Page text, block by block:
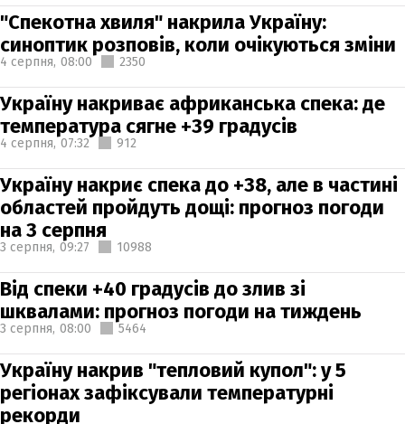
"Спекотна хвиля" накрила Україну:
синоптик розповів, коли очікуються зміни
4 серпня, 08:00 2350
Україну накриває африканська спека: де
температура сягне +39 градусів
4 серпня, 07:32 912
Україну накриє спека до +38, але в частині
областей пройдуть дощі: прогноз погоди
на 3 серпня
3 серпня, 09:27 10988
Від спеки +40 градусів до злив зі
шквалами: прогноз погоди на тиждень
3 серпня, 08:00 5464
Україну накрив "тепловий купол": у 5
регіонах зафіксували температурні
рекорди